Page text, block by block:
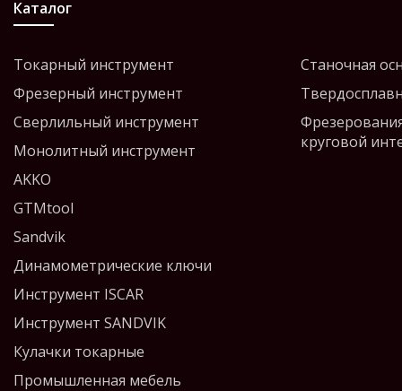
Каталог
Токарный инструмент
Фрезерный инструмент
Сверлильный инструмент
Монолитный инструмент
AKKO
GTMtool
Sandvik
Динамометрические ключи
Инструмент ISCAR
Инструмент SANDVIK
Кулачки токарные
Промышленная мебель
Станочная
круговой